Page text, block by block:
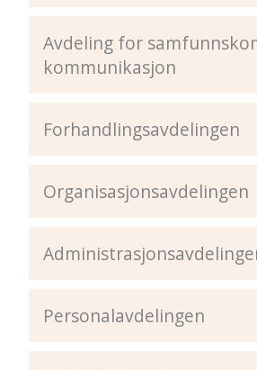
Avdeling for
kommunikasjon
Forhandlingsavdelingen
Organisasjonsavdelingen
Personalavdelingen